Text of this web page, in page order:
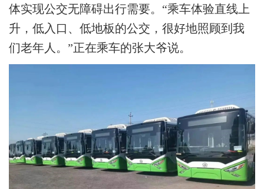
体实现公交无障碍出行需要。“乘车体验直线上
升，低入口、低地板的公交，很好地照顾到我
们老年人。”正在乘车的张大爷说。